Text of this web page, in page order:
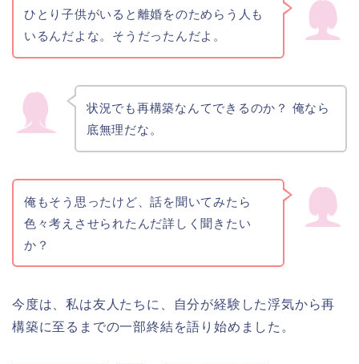
ひとり子供がいると離婚をのためらう人も
いるんだよな。そうだったんだよ。
状況でも再構築なんてできるのか？ 俺なら
底無理だな。
俺もそう思ったけど、話を聞いてみたら
色々考えさせられたんだ詳しく聞きたい
か？
今度は、私は友人たちに、自分が経験した浮気から再
構築に至るまでの一部終結を語り始めました。